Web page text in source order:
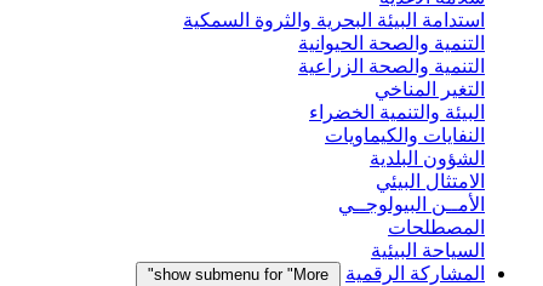
استدامة البيئة البحرية والثروة السمكية
التنمية والصحة الحيوانية
التنمية والصحة الزراعية
التغير المناخي
البيئة والتنمية الخضراء
النفايات والكيماويات
الشؤون البلدية
الامتثال البيئي
الأمــن البيولوجــي
المصطلحات
السياحة البيئية
المشاركة الرقمية
show submenu for "More"